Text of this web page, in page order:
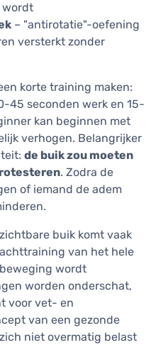
wordt
– "antirotatie"-oefening
versterkt zonder
korte training maken:
45 seconden werk en 15-
kan beginnen met
verhogen. Belangrijker
de buik zou moeten
. Zodra de
of iemand de adem
buik komt vaak
van het hele
wordt
worden onderschat,
voor vet- en
van een gezonde
niet overmatig belast